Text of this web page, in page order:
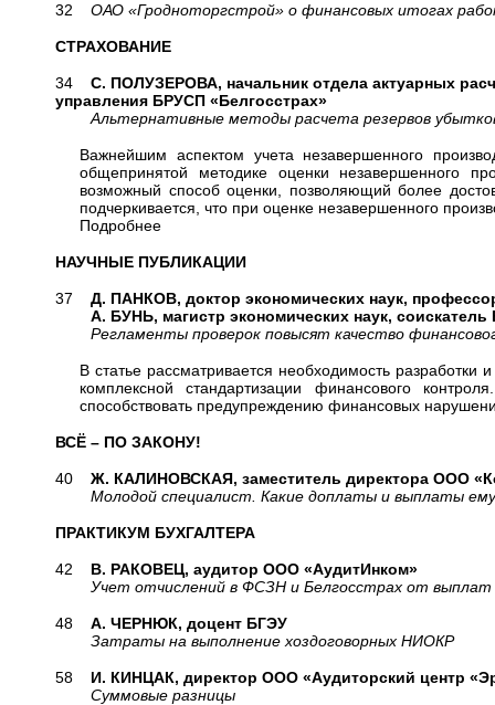
32 ОАО «Гродноторгстрой» о финансовых итогах
СТРАХОВАНИЕ
34 С. ПОЛУЗЕРОВА, начальник отдела актуарных
управления БРУСП «Белгосстрах»
Альтернативные методы расчета резервов
Важнейшим аспектом учета незавершенного
общепринятой методике оценки незавершенного
возможный способ оценки, позволяющий более
подчеркивается, что при оценке незавершенного
Подробнее
НАУЧНЫЕ ПУБЛИКАЦИИ
37 Д. ПАНКОВ, доктор экономических наук,
А. БУНЬ, магистр экономических наук, соискатель
Регламенты проверок повысят качество
В статье рассматривается необходимость
комплексной стандартизации финансового
способствовать предупреждению финансовых
ВСЁ – ПО ЗАКОНУ!
40 Ж. КАЛИНОВСКАЯ, заместитель директора ООО
Молодой специалист. Какие доплаты и выплаты
ПРАКТИКУМ БУХГАЛТЕРА
42 В. РАКОВЕЦ, аудитор ООО «АудитИнком»
Учет отчислений в ФСЗН и Белгосстрах от выплат
48 А. ЧЕРНЮК, доцент БГЭУ
Затраты на выполнение хоздоговорных НИОКР
58 И. КИНЦАК, директор ООО «Аудиторский центр
Суммовые разницы